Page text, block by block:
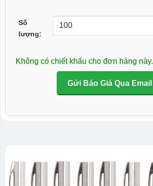
Số
lượng:
Không có chiết khấu cho đơn hàng này.
Gửi Báo Giá Qua Email